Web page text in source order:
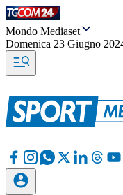
Mondo Mediaset
Domenica 23 Giugno